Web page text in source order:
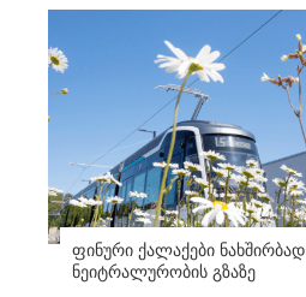
ფინური ქალაქები ნახშირბად
ნეიტრალურობის გზაზე